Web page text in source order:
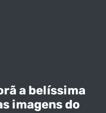
a belíssima
imagens do